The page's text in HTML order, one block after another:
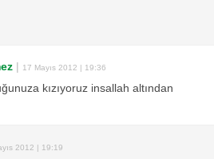
| 17 Mayıs 2012 | 19:36
kızıyoruz insallah altından
2012 | 19:19